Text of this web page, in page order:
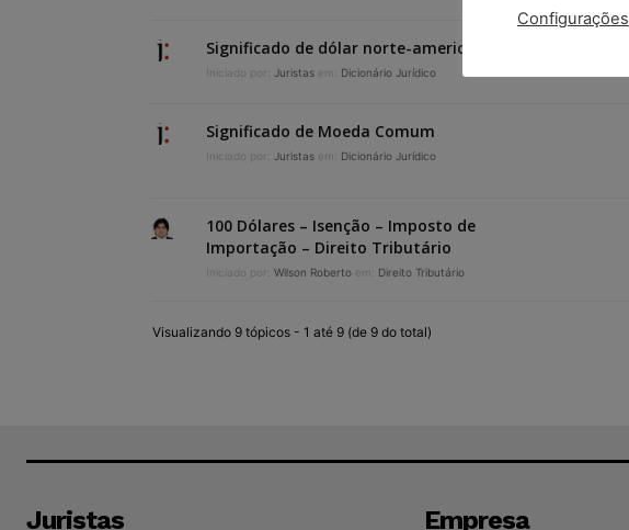
Significado de dólar norte-americano
Iniciado por: Juristas em: Dicionário Jurídico
Significado de Moeda Comum
Iniciado por: Juristas em: Dicionário Jurídico
100 Dólares – Isenção – Imposto de
Importação – Direito Tributário
Iniciado por: Wilson Roberto em: Direito Tributário
Visualizando 9 tópicos - 1 até 9 (de 9 do total)
Juristas Empresa
Configurações